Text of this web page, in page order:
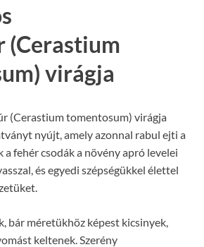
(Cerastium
virágja
(Cerastium tomentosum) virágja
nyújt, amely azonnal rabul ejti a
a fehér csodák a növény apró levelei
és egyedi szépségükkel élettel
bár méretükhöz képest kicsinyek,
keltenek. Szerény